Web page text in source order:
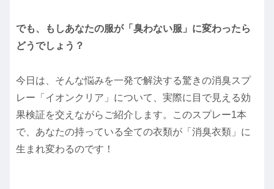
でも、もしあなたの服が「臭わない服」に変わったら
どうでしょう？
今日は、そんな悩みを一発で解決する驚きの消臭スプ
レー「イオンクリア」について、実際に目で見える効
果検証を交えながらご紹介します。このスプレー1本
で、あなたの持っている全ての衣類が「消臭衣類」に
生まれ変わるのです！